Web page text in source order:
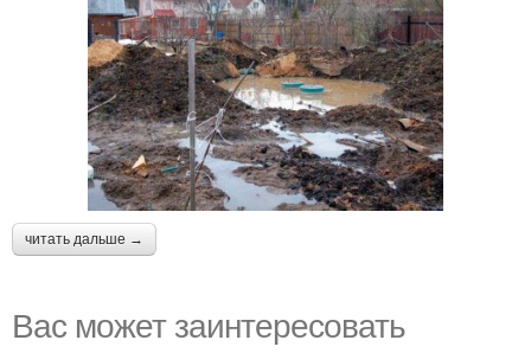
читать дальше →
Вас может заинтересовать